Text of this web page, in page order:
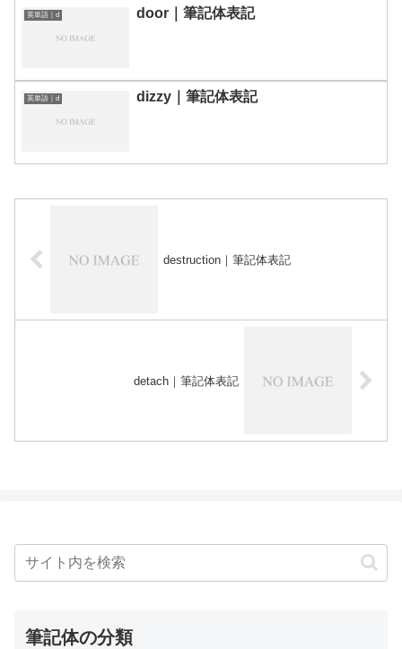
英単語｜d door｜筆記体表記
英単語｜d dizzy｜筆記体表記
destruction｜筆記体表記
detach｜筆記体表記
筆記体の分類